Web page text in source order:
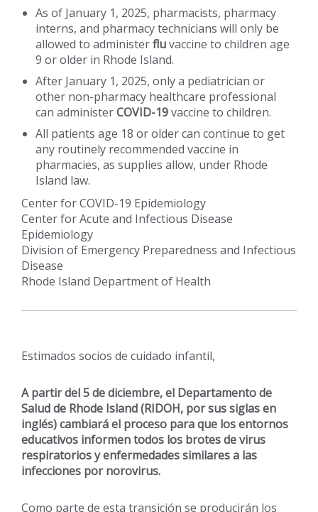
As of January 1, 2025, pharmacists, pharmacy
interns, and pharmacy technicians will only be
allowed to administerfluvaccine to children age
9 or older in Rhode Island.
After January 1, 2025, only a pediatrician or
other non-pharmacy healthcare professional
can administerCOVID-19vaccine to children.
All patients age 18 or older can continue to get
any routinely recommended vaccine in
pharmacies, as supplies allow, under Rhode
Island law.
Center for COVID-19 Epidemiology
Center for Acute and Infectious Disease
Epidemiology
Division of Emergency Preparedness and Infectious
Disease
Rhode Island Department of Health
Estimados socios de cuidado infantil,
A partir del 5 de diciembre, el Departamento de
Salud de Rhode Island (RIDOH, por sus siglas en
inglés) cambiará el proceso para que los entornos
educativos informen todos los brotes de virus
respiratorios y enfermedades similares a las
infecciones por norovirus.
Como parte de esta transición se producirán los